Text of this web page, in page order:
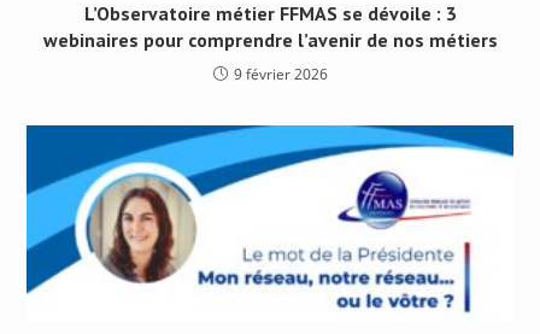
L’Observatoire métier FFMAS se dévoile : 3
webinaires pour comprendre l’avenir de nos métiers
9 février 2026